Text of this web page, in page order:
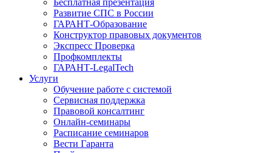
Бесплатная презентация
Развитие СПС в России
ГАРАНТ-Образование
Конструктор правовых документов
Экспресс Проверка
Профкомплекты
ГАРАНТ-LegalTech
Услуги
Обучение работе с системой
Сервисная поддержка
Правовой консалтинг
Онлайн-семинары
Расписание семинаров
Вести Гаранта